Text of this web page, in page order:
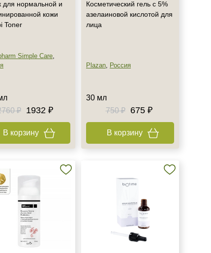
для нормальной и
кожи
Toner
Simple Care,
₽
1932 ₽
В корзину
Косметический гель с 5%
азелаиновой кислотой для
лица
Plazan, Россия
30 мл
750 ₽
675 ₽
В корзину